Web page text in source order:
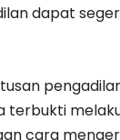
dapat
terbukti
cara